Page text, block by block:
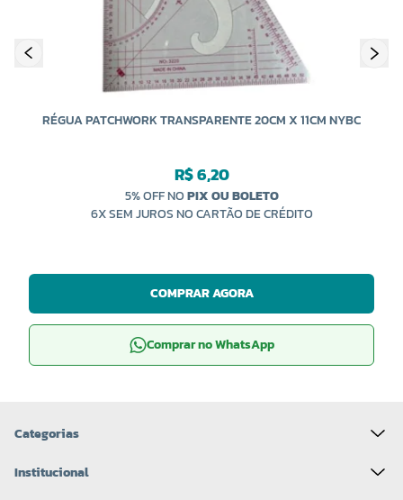
RÉGUA PATCHWORK TRANSPARENTE 20CM X 11CM NYBC
R$ 6,20
5% OFF NOPIX OU BOLETO
6X SEM JUROS NO CARTÃO DE CRÉDITO
COMPRAR AGORA
Comprar no WhatsApp
Categorias
Institucional